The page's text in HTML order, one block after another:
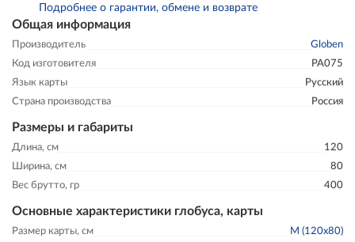
Общая информация
Производитель
Globen
Код изготовителя
РА075
Язык карты
Русский
Страна производства
Россия
Размеры и габариты
Длина, см
120
Ширина, см
80
Вес брутто, гр
400
Основные характеристики глобуса, карты
Размер карты, см M (120x80)
Подробнее о гарантии, обмене и возврате